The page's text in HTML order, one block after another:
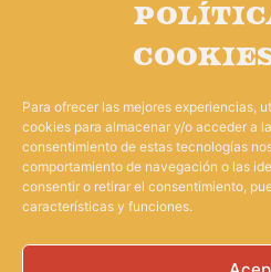
Para ofrecer las mejores experiencias,
cookies para almacenar y/o acceder a
consentimiento de estas tecnologías
comportamiento de navegación o las
consentir o retirar el consentimiento,
características y funciones.